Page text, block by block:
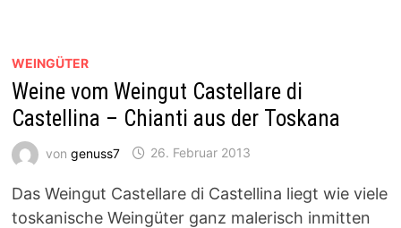
WEINGÜTER
Weine vom Weingut Castellare di
Castellina – Chianti aus der Toskana
von genuss7 26. Februar 2013
Das Weingut Castellare di Castellina liegt wie viele
toskanische Weingüter ganz malerisch inmitten